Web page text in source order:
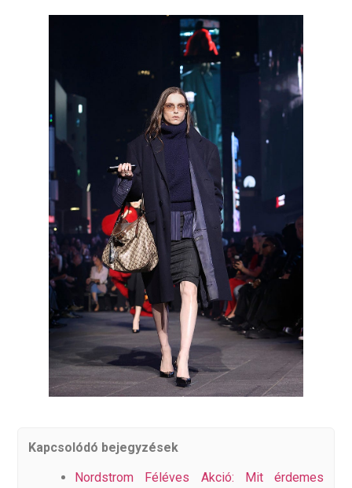
Kapcsolódó bejegyzések
Nordstrom Féléves Akció: Mit érdemes